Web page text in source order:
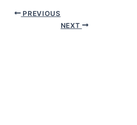
PREVIOUS
NEXT